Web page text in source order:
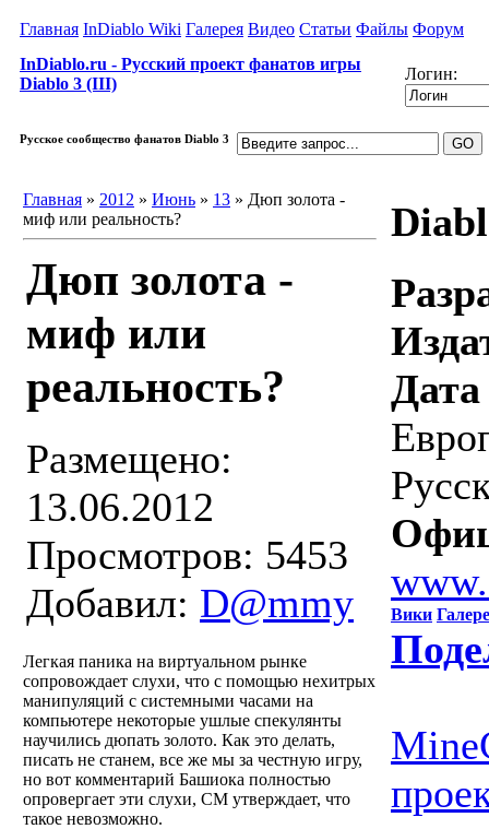
Главная InDiablo Wiki Галерея Видео Статьи Файлы Форум
InDiablo.ru - Русский проект фанатов игры
Diablo 3 (III)
Логин:
Русское сообщество фанатов Diablo 3
Главная » 2012 » Июнь » 13 » Дюп золота -
миф или реальность?
Дюп золота -
миф или
реальность?
Размещено:
13.06.2012
Просмотров: 5453
Добавил: D@mmy
Легкая паника на виртуальном рынке
сопровождает слухи, что с помощью нехитрых
манипуляций с системными часами на
компьютере некоторые ушлые спекулянты
научились дюпать золото. Как это делать,
писать не станем, все же мы за честную игру,
но вот комментарий Башиока полностью
опровергает эти слухи, СМ утверждает, что
такое невозможно.
Вики